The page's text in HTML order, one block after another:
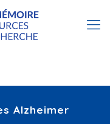
Alzheimer